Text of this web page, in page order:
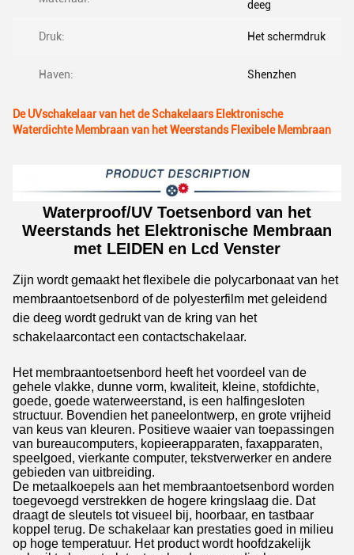
deeg
Druk: Het schermdruk
Haven: Shenzhen
De UVschakelaar van het de Schakelaars Elektronische
Waterdichte Membraan van het Weerstands Flexibele Membraan
Waterproof/UV Toetsenbord van het
Weerstands het Elektronische Membraan
met LEIDEN en Lcd Venster
Zijn wordt gemaakt het flexibele die polycarbonaat van het
membraantoetsenbord of de polyesterfilm met geleidend
die deeg wordt gedrukt van de kring van het
schakelaarcontact een contactschakelaar.
Het membraantoetsenbord heeft het voordeel van de
gehele vlakke, dunne vorm, kwaliteit, kleine, stofdichte,
goede, goede waterweerstand, is een halfingesloten
structuur. Bovendien het paneelontwerp, en grote vrijheid
van keus van kleuren. Positieve waaier van toepassingen
van bureaucomputers, kopieerapparaten, faxapparaten,
speelgoed, vierkante computer, tekstverwerker en andere
gebieden van uitbreiding.
De metaalkoepels aan het membraantoetsenbord worden
toegevoegd verstrekken de hogere kringslaag die. Dat
draagt de sleutels tot visueel bij, hoorbaar, en tastbaar
koppel terug. De schakelaar kan prestaties goed in milieu
op hoge temperatuur. Het product wordt hoofdzakelijk